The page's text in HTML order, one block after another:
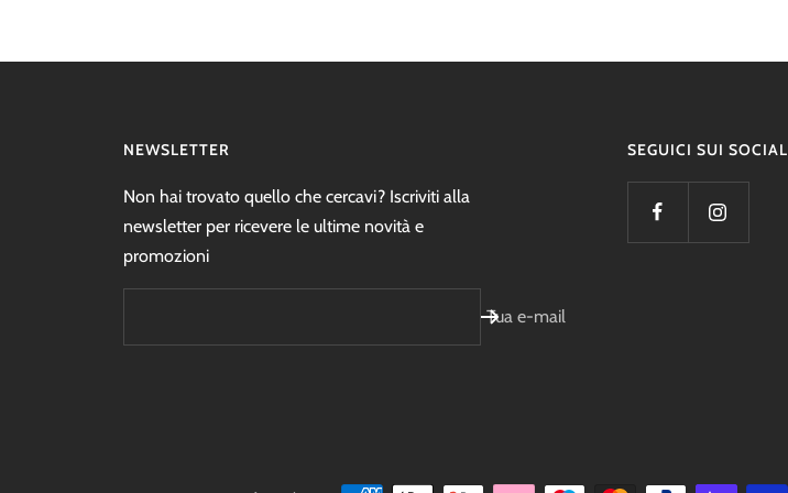
NEWSLETTER
Non hai trovato quello che cercavi? Iscriviti alla
newsletter per ricevere le ultime novità e
promozioni
Tua e-mail
SEGUICI SUI SOCIAL